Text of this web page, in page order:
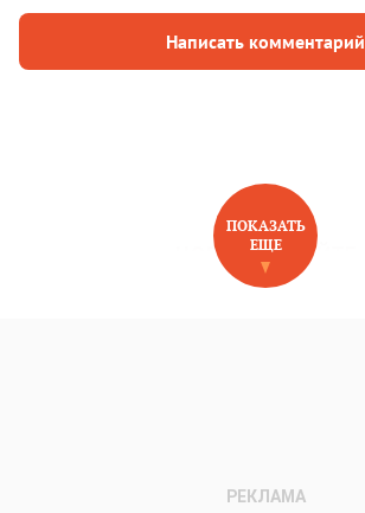
Написать комментарий
НОВОЕ НА САЙТЕ
ПОКАЗАТЬ
ЕЩЕ